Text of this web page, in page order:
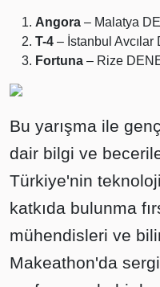
Angora – Malatya
T-4 – İstanbul
Fortuna – Rize
Bu yarışma ile
dair bilgi ve
Türkiye'nin
katkıda bulunma
mühendisleri ve
Makeathon'da